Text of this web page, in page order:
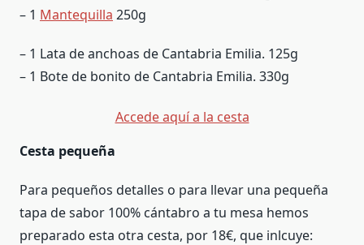
– 1 Mantequilla 250g
– 1 Lata de anchoas de Cantabria Emilia. 125g
– 1 Bote de bonito de Cantabria Emilia. 330g
Accede aquí a la cesta
Cesta pequeña
Para pequeños detalles o para llevar una pequeña
tapa de sabor 100% cántabro a tu mesa hemos
preparado esta otra cesta, por 18€, que inlcuye: